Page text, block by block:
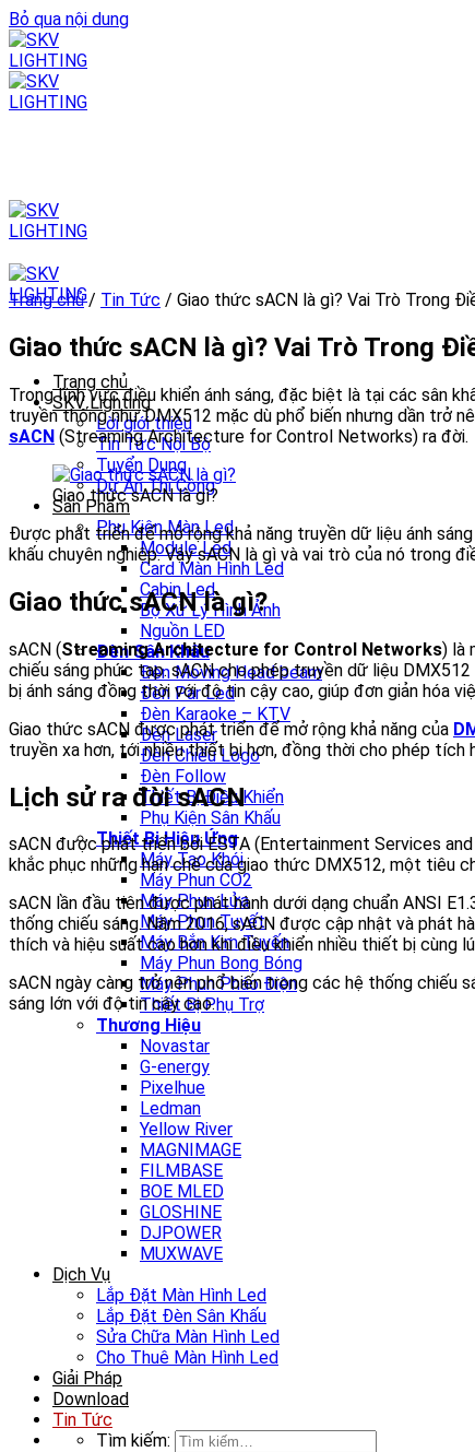
Bỏ qua nội dung
Trang chủ
SKV Lighting
Lời giới thiệu
Tin Tức Nội Bộ
Tuyển Dụng
Dự Án Thi Công
Sản Phẩm
Phụ Kiện Màn Led
Module Led
Card Màn Hình Led
Cabin Led
Bộ Xử Lý Hình Ảnh
Nguồn LED
Đèn Sân Khấu
Đèn Moving Head beam
Đèn Par Led
Đèn Karaoke – KTV
Đèn Laser
Đèn Chiếu Logo
Đèn Follow
Thiết Bị Điều Khiển
Phụ Kiện Sân Khấu
Thiết Bị Hiệu Ứng
Máy Tạo Khói
Máy Phun CO2
Máy Phun Lửa
Máy Phun Tuyết
Máy Bắn Kim Tuyến
Máy Phun Bong Bóng
Máy Phun Pháo Điện
Thiết Bị Phụ Trợ
Thương Hiệu
Novastar
G-energy
Pixelhue
Ledman
Yellow River
MAGNIMAGE
FILMBASE
BOE MLED
GLOSHINE
DJPOWER
MUXWAVE
Dịch Vụ
Lắp Đặt Màn Hình Led
Lắp Đặt Đèn Sân Khấu
Sửa Chữa Màn Hình Led
Cho Thuê Màn Hình Led
Giải Pháp
Download
Tin Tức
Tìm kiếm:
Trang chủ / Tin Tức / Giao thức sACN là gì? Vai Trò Trong
Giao thức sACN là gì? Vai Trò Trong
Trong lĩnh vực điều khiển ánh sáng, đặc biệt là tại các sân
truyền thống như DMX512 mặc dù phổ biến nhưng dần trở
sACN (Streaming Architecture for Control Networks) ra đời.
Giao thức sACN là gì?
Được phát triển để mở rộng khả năng truyền dữ liệu ánh
khấu chuyên nghiệp. Vậy sACN là gì và vai trò của nó trong
Giao thức sACN là gì?
sACN (Streaming Architecture for Control Networks) là
chiếu sáng phức tạp. sACN cho phép truyền dữ liệu
bị ánh sáng đồng thời với độ tin cậy cao, giúp đơn giản hóa
Giao thức sACN được phát triển để mở rộng khả năng của
truyền xa hơn, tới nhiều thiết bị hơn, đồng thời cho phép tích
Lịch sử ra đời sACN
sACN được phát triển bởi ESTA (Entertainment Services
khắc phục những hạn chế của giao thức DMX512, một tiêu
sACN lần đầu tiên được phát hành dưới dạng chuẩn ANSI
thống chiếu sáng. Năm 2016, sACN được cập nhật và phát
thích và hiệu suất cao hơn khi điều khiển nhiều thiết bị cùng
sACN ngày càng trở nên phổ biến trong các hệ thống chiếu
sáng lớn với độ tin cậy cao.